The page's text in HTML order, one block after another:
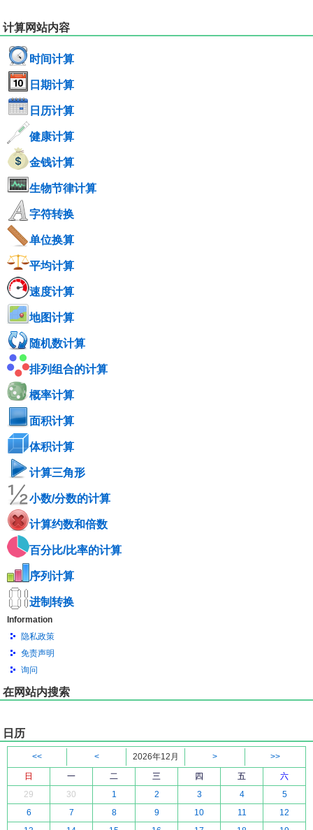
计算网站内容
时间计算
日期计算
日历计算
健康计算
金钱计算
生物节律计算
字符转换
单位换算
平均计算
速度计算
地图计算
随机数计算
排列组合的计算
概率计算
面积计算
体积计算
计算三角形
小数/分数的计算
计算约数和倍数
百分比/比率的计算
序列计算
进制转换
Information
隐私政策
免责声明
询问
在网站内搜索
日历
<< < 2026年12月 >
>>
日
一 二 三 四 五
六
29
30 1 2 3 4
5
6
7 8 9 10 11
12